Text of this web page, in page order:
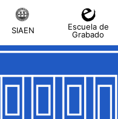
SIAEN
Escuela de
Grabado